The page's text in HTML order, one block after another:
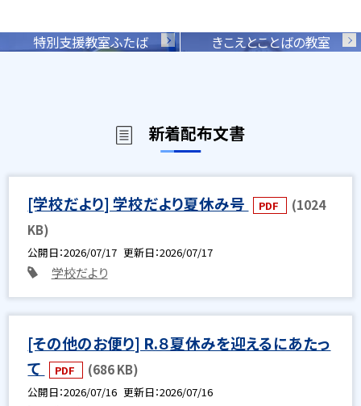
特別支援教室ふたば きこえとことばの教室
新着配布文書
[学校だより] 学校だより夏休み号 PDF
(1024
KB)
公開日 2026/07/17 更新日 2026/07/17
学校だより
[その他のお便り] R.８夏休みを迎えるにあたっ
て
PDF (686 KB)
公開日 2026/07/16 更新日 2026/07/16